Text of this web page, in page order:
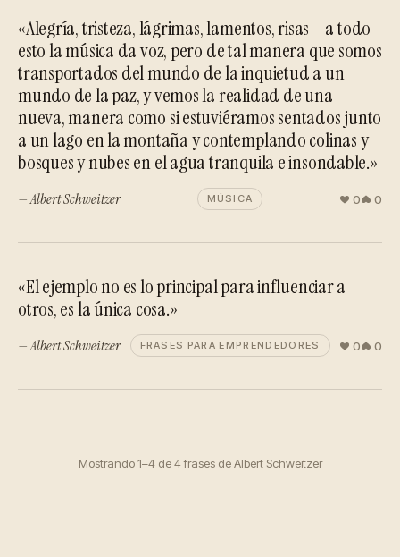
«Alegría, tristeza, lágrimas, lamentos, risas – a todo
esto la música da voz, pero de tal manera que somos
transportados del mundo de la inquietud a un
mundo de la paz, y vemos la realidad de una
nueva, manera como si estuviéramos sentados junto
a un lago en la montaña y contemplando colinas y
bosques y nubes en el agua tranquila e insondable.»
— Albert Schweitzer MÚSICA 0 0
«El ejemplo no es lo principal para influenciar a
otros, es la única cosa.»
— Albert Schweitzer FRASES PARA EMPRENDEDORES 0 0
Mostrando 1–4 de 4 frases de Albert Schweitzer